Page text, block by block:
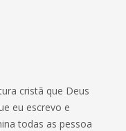
cristã que Deus
eu escrevo e
todas as pessoa